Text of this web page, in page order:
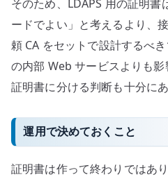
そのため、LDAPS 用の証明書
ードでよい」と考えるより、
頼 CA をセットで設計するべ
の内部 Web サービスよりも
証明書に分ける判断も十分にあ
運用で決めておくこと
証明書は作って終わりではあ